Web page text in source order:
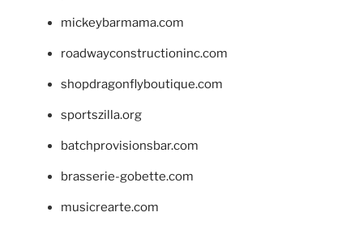
mickeybarmama.com
roadwayconstructioninc.com
shopdragonflyboutique.com
sportszilla.org
batchprovisionsbar.com
brasserie-gobette.com
musicrearte.com